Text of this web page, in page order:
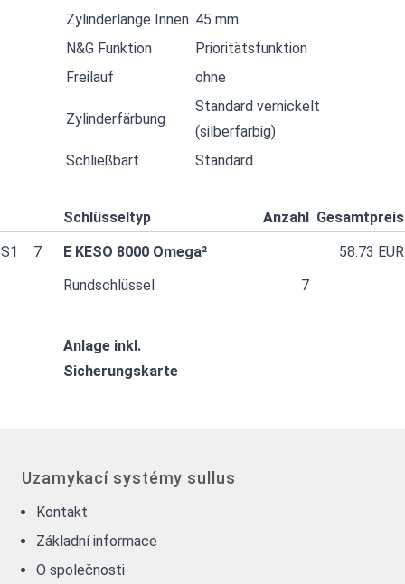
Zylinderlänge Innen 45 mm
N&G Funktion
Prioritätsfunktion
Freilauf
ohne
Zylinderfärbung
Standard vernickelt
(silberfarbig)
Schließbart
Standard
Schlüsseltyp Anzahl Gesamtpreis
S1
7 E KESO 8000 Omega²
58.73 EUR
Rundschlüssel
7
Anlage inkl.
Sicherungskarte
Uzamykací systémy sullus
Kontakt
Základní informace
O společnosti